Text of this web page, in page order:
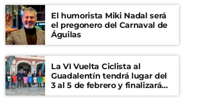
El humorista Miki Nadal será
el pregonero del Carnaval de
Águilas
La VI Vuelta Ciclista al
Guadalentín tendrá lugar del
3 al 5 de febrero y finalizará
en el Castillo de Lorca